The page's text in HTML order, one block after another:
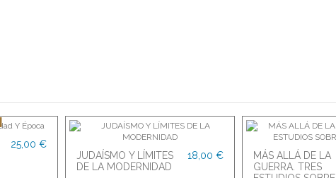
25,00 €
JUDAÍSMO Y LÍMITES
DE LA MODERNIDAD
18,00 €
MÁS ALLÁ DE LA
GUERRA. TRES